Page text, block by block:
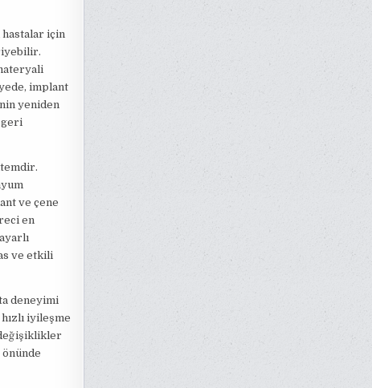
hastalar için
implant
yeniden
geri
ve çene
en
ve etkili
deneyimi
iyileşme